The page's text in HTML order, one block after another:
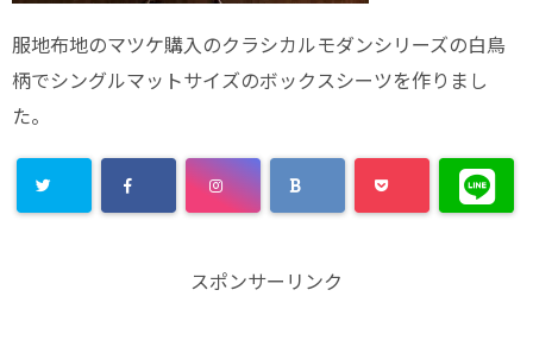
服地布地のマツケ購入のクラシカルモダンシリーズの白鳥
柄でシングルマットサイズのボックスシーツを作りまし
た。
スポンサーリンク